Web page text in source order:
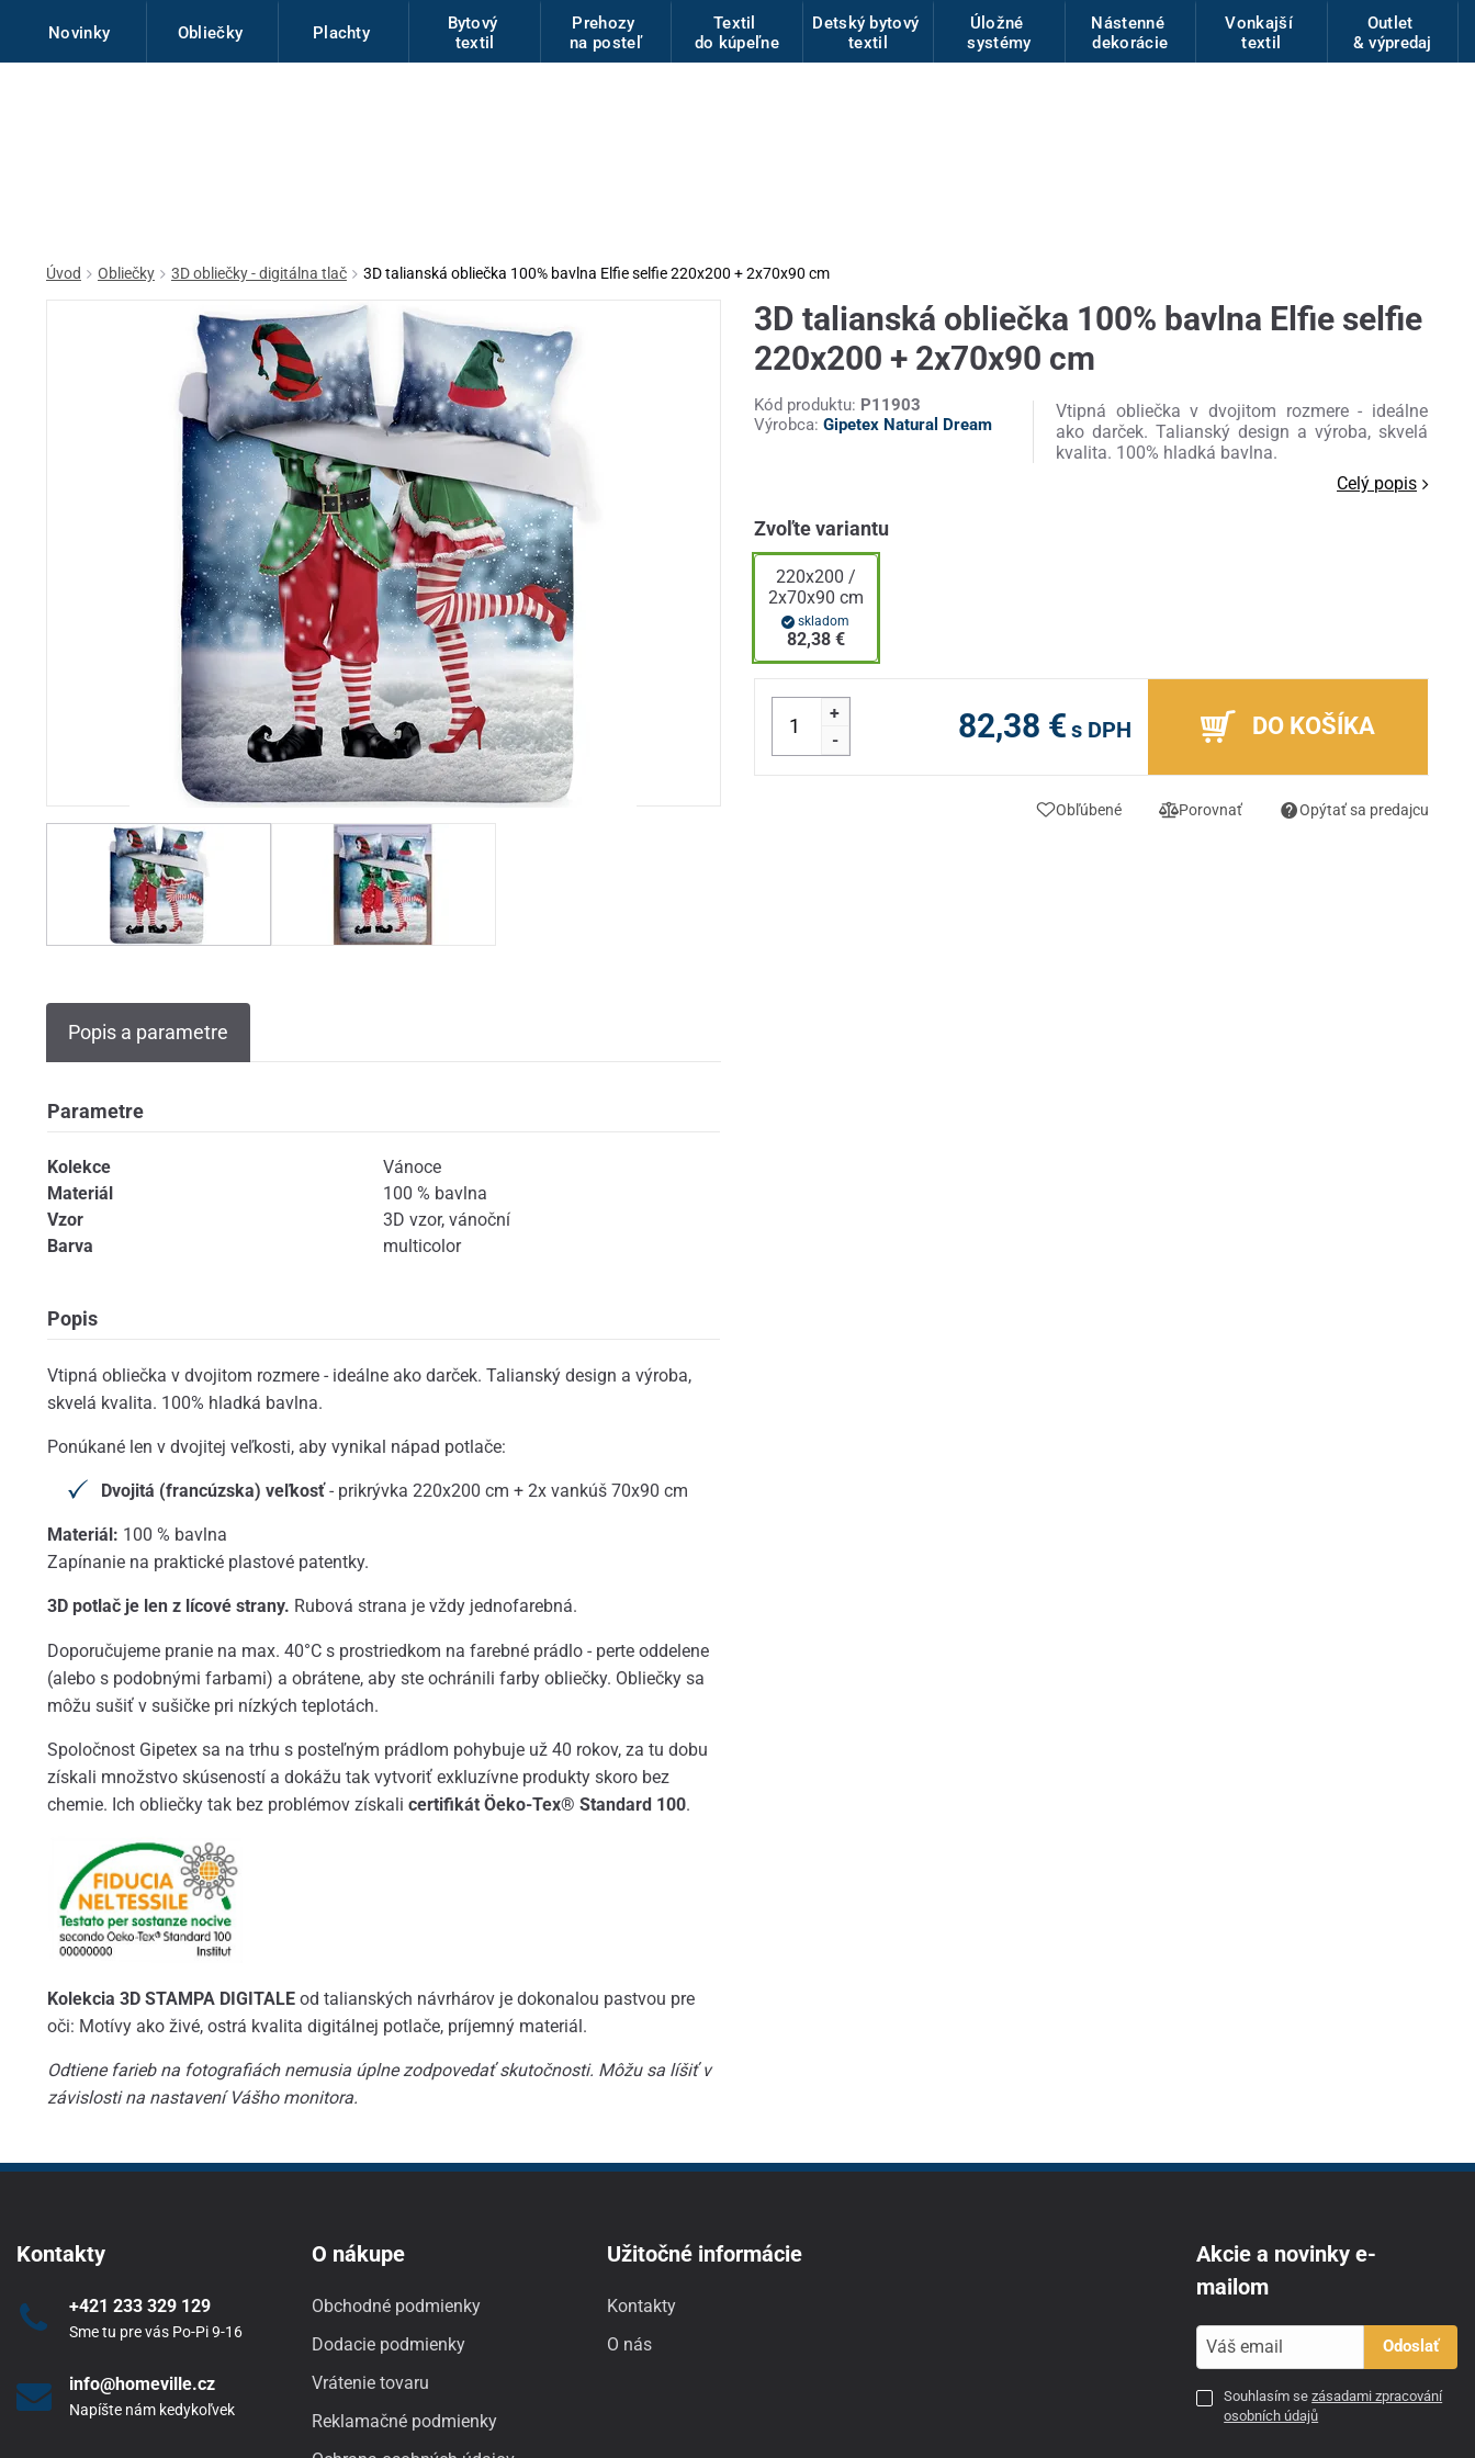
Novinky Obliečky Plachty
Bytový
textil
Prehozy
na posteľ
Textil
do kúpeľne
Detský bytový
textil
Úložné
systémy
Nástenné
dekorácie
Vonkajší
textil
Outlet
& výpredaj
Úvod Obliečky 3D obliečky - digitálna tlač 3D talianská obliečka 100% bavlna Elfie selfie 220x200 + 2x70x90 cm
Popis a parametre
Parametre
Kolekce
Vánoce
Materiál
100 % bavlna
Vzor
3D vzor, vánoční
Barva
multicolor
Popis
Vtipná obliečka v dvojitom rozmere - ideálne ako darček. Talianský design a výroba,
skvelá kvalita. 100% hladká bavlna.
Ponúkané len v dvojitej veľkosti, aby vynikal nápad potlače:
Dvojitá (francúzska) veľkosť- prikrývka 220x200 cm + 2x vankúš 70x90 cm
Materiál: 100 % bavlna
Zapínanie na praktické plastové patentky.
3D potlač je len z lícové strany. Rubová strana je vždy jednofarebná.
Doporučujeme pranie na max. 40°C s prostriedkom na farebné prádlo - perte oddelene
(alebo s podobnými farbami) a obrátene, aby ste ochránili farby obliečky. Obliečky sa
môžu sušiť v sušičke pri nízkých teplotách.
Spoločnost Gipetex sa na trhu s posteľným prádlom pohybuje už 40 rokov, za tu dobu
získali množstvo skúseností a dokážu tak vytvoriť exkluzívne produkty skoro bez
chemie. Ich obliečky tak bez problémov získali certifikát Öeko-Tex® Standard 100.
Kolekcia 3D STAMPA DIGITALEod talianských návrhárov je dokonalou pastvou pre
oči: Motívy ako živé, ostrá kvalita digitálnej potlače, príjemný materiál.
Odtiene farieb na fotografiách nemusia úplne zodpovedať skutočnosti. Môžu sa líšiť v
závislosti na nastavení Vášho monitora.
3D talianská obliečka 100% bavlna Elfie selfie
220x200 + 2x70x90 cm
Kód produktu: P11903
Výrobca: Gipetex Natural Dream
Vtipná obliečka v dvojitom rozmere - ideálne
ako darček. Talianský design a výroba, skvelá
kvalita. 100% hladká bavlna.
Celý popis
Zvoľte variantu
220x200 /
2x70x90 cm
skladom
82,38 €
+
-
82,38 € s DPH DO KOŠÍKA
Obľúbené Porovnať Opýtať sa predajcu
Kontakty
+421 233 329 129
Sme tu pre vás Po-Pi 9-16
info@homeville.cz
Napíšte nám kedykoľvek
O nákupe
Obchodné podmienky
Dodacie podmienky
Vrátenie tovaru
Reklamačné podmienky
Užitočné informácie
Kontakty
O nás
Akcie a novinky e-
mailom
Odoslať
Souhlasím sezásadami zpracování
osobních údajů